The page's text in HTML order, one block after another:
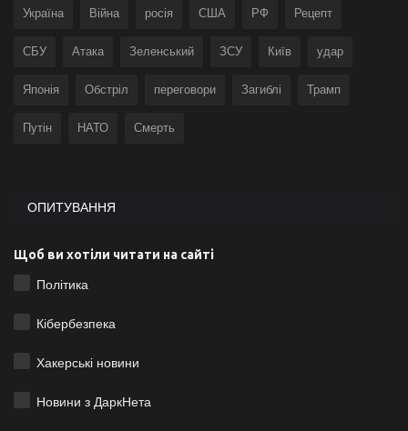
Україна Війна росія США РФ Рецепт
СБУ Атака Зеленський ЗСУ Київ удар
Японія Обстріл переговори Загиблі Трамп
Путін НАТО Смерть
ОПИТУВАННЯ
Щоб ви хотіли читати на сайті
Політика
Кібербезпека
Хакерські новини
Новини з ДаркНета